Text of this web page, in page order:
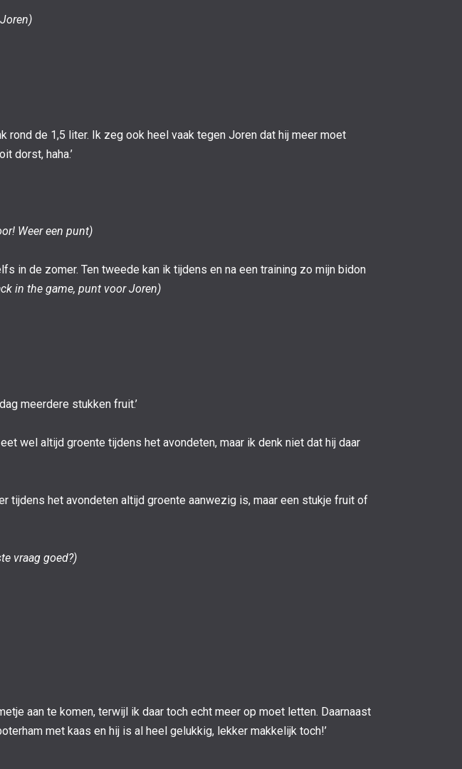
rond de 1,5 liter. Ik zeg ook heel vaak tegen Joren dat hij meer moet
dorst, haha.’
Weer een punt)
in de zomer. Ten tweede kan ik tijdens en na een training zo mijn bidon
in the game, punt voor Joren)
meerdere stukken fruit.’
wel altijd groente tijdens het avondeten, maar ik denk niet dat hij daar
tijdens het avondeten altijd groente aanwezig is, maar een stukje fruit of
vraag goed?)
aan te komen, terwijl ik daar toch echt meer op moet letten. Daarnaast
met kaas en hij is al heel gelukkig, lekker makkelijk toch!’